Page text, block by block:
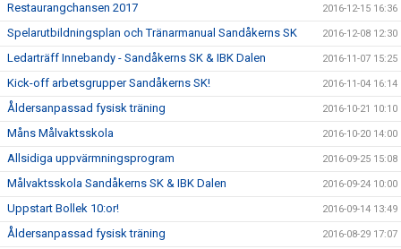
Restaurangchansen 2017 2016-12-15 16:36
Spelarutbildningsplan och Tränarmanual Sandåkerns SK 2016-12-08 12:30
Ledarträff Innebandy - Sandåkerns SK & IBK Dalen 2016-11-07 15:25
Kick-off arbetsgrupper Sandåkerns SK! 2016-11-04 16:14
Åldersanpassad fysisk träning 2016-10-21 10:10
Måns Målvaktsskola 2016-10-20 14:00
Allsidiga uppvärmningsprogram 2016-09-25 15:08
Målvaktsskola Sandåkerns SK & IBK Dalen 2016-09-24 10:00
Uppstart Bollek 10:or! 2016-09-14 13:49
Åldersanpassad fysisk träning 2016-08-29 17:07